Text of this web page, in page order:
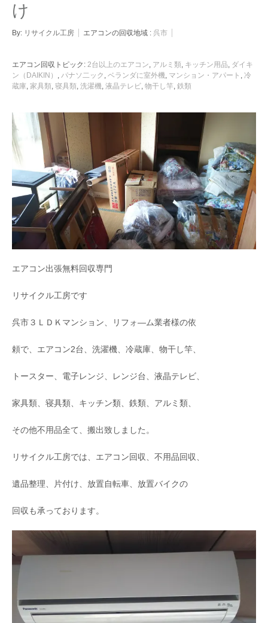
け
By: リサイクル工房 エアコンの回収地域 : 呉市
エアコン回収トピック: 2台以上のエアコン アルミ類 キッチン用品 ダイキ
ン（DAIKIN）
パナソ二ック ベランダに室外機 マンション・アパート
冷
蔵庫 家具類 寝具類 洗濯機 液晶テレビ 物干し竿 鉄類
エアコン出張無料回収専門
リサイクル工房です
呉市３ＬＤＫマンション、リフォ―ム業者様の依
頼で、エアコン2台、洗濯機、冷蔵庫、物干し竿、
トースター、電子レンジ、レンジ台、液晶テレビ、
家具類、寝具類、キッチン類、鉄類、アルミ類、
その他不用品全て、搬出致しました。
リサイクル工房では、エアコン回収、不用品回収、
遺品整理、片付け、放置自転車、放置バイクの
回収も承っております。